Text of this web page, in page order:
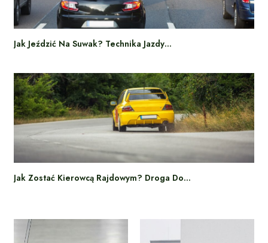
Jak Jeździć Na Suwak? Technika Jazdy…
Jak Zostać Kierowcą Rajdowym? Droga Do…